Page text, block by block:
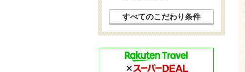
すべてのこだわり条件